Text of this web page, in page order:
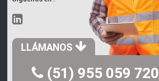
LLÁMANOS
(51) 955 059 720